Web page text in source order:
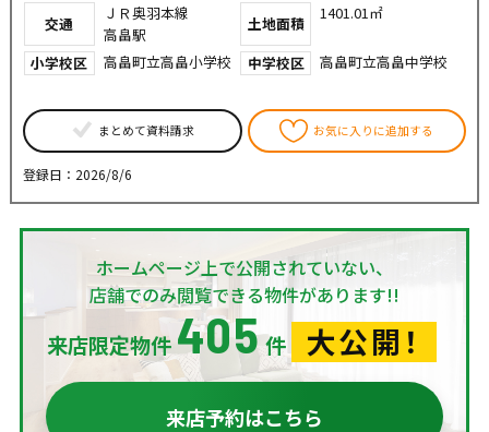
交通
ＪＲ奥羽本線
高畠駅
土地面積
1401.01㎡
小学校区 高畠町立高畠小学校 中学校区 高畠町立高畠中学校
まとめて資料請求 お気に入りに追加する
登録日：2026/8/6
ホームページ上で公開されていない、
店舗でのみ閲覧できる物件があります!!
来店限定物件 405件 大公開！
来店予約はこちら